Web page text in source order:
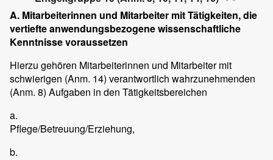
A. Mitarbeiterinnen und Mitarbeiter mit Tätigkeiten, die
vertiefte anwendungsbezogene wissenschaftliche
Kenntnisse voraussetzen
Hierzu gehören Mitarbeiterinnen und Mitarbeiter mit
schwierigen (Anm. 14) verantwortlich wahrzunehmenden
(Anm. 8) Aufgaben in den Tätigkeitsbereichen
a.
Pflege/Betreuung/Erziehung,
b.